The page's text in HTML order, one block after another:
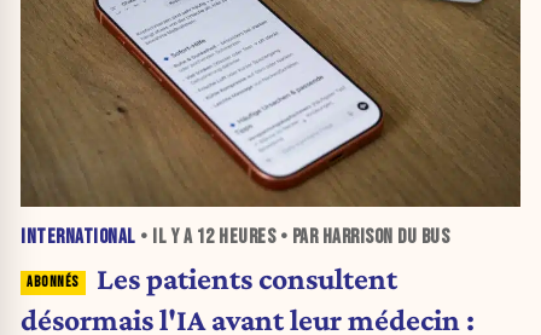
INTERNATIONAL • IL Y A 12 HEURES• PAR HARRISON DU BUS
Les patients consultent
désormais l'IA avant leur médecin :